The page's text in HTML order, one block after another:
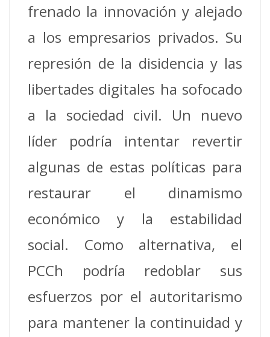
frenado la innovación y alejado
a los empresarios privados. Su
represión de la disidencia y las
libertades digitales ha sofocado
a la sociedad civil. Un nuevo
líder podría intentar revertir
algunas de estas políticas para
restaurar el dinamismo
económico y la estabilidad
social. Como alternativa, el
PCCh podría redoblar sus
esfuerzos por el autoritarismo
para mantener la continuidad y